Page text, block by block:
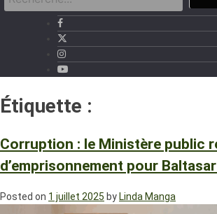
Étiquette :
Corruption : le Ministère public
d’emprisonnement pour
Posted on 1 juillet 2025 by Linda Manga